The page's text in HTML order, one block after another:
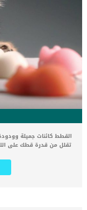
القطط كائنات جميلة
تقلل من قدرة قطك على
هذه الصفات عن طريق
القطط في البرية. القطط